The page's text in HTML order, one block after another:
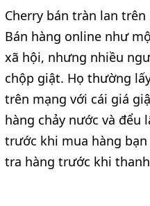
Cherry bán tràn lan
Bán hàng online như
xã hội, nhưng nhiều
chộp giật. Họ thường
trên mạng với cái giá
hàng chảy nước và đểu
trước khi mua hàng
tra hàng trước khi